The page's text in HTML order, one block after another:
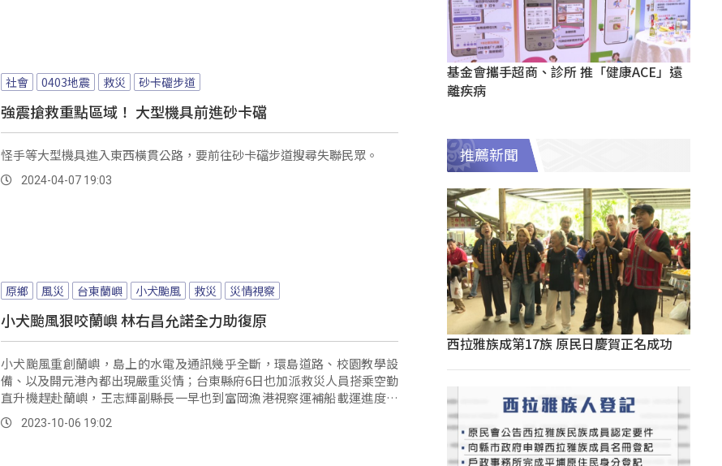
社會 0403地震 救災 砂卡礑步道
強震搶救重點區域！ 大型機具前進砂卡礑
怪手等大型機具進入東西橫貫公路，要前往砂卡礑步道搜尋失聯民眾。
2024-04-07 19:03
原鄉 風災 台東蘭嶼 小犬颱風 救災 災情視察
小犬颱風狠咬蘭嶼 林右昌允諾全力助復原
小犬颱風重創蘭嶼，島上的水電及通訊幾乎全斷，環島道路、校園教學設
備、以及開元港內都出現嚴重災情；台東縣府6日也加派救災人員搭乘空勤
直升機趕赴蘭嶼，王志輝副縣長一早也到富岡漁港視察運補船載運進度，
希望將救災工程車以及各類民生物資盡快運往蘭嶼災區。
2023-10-06 19:02
基金會攜手超商、診所 推「健康ACE」遠
離疾病
推薦新聞
西拉雅族成第17族 原民日慶賀正名成功